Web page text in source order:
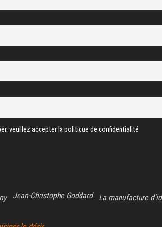
veuillez accepter la politique de confidentialité
Jean-Christophe Goddard La manufacture